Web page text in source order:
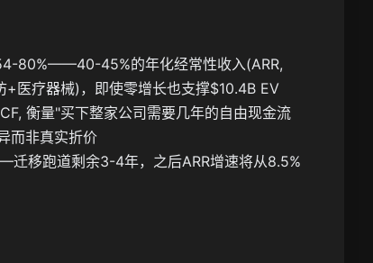
80%——40-45%的年化经常性收入(ARR,
医疗器械)，即使零增长也支撑$10.4B EV
衡量"买下整家公司需要几年的自由现金流
而非真实折价
移跑道剩余3-4年，之后ARR增速将从8.5%